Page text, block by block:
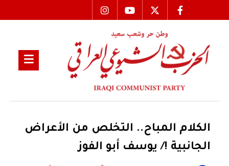
الكلام المباح.. التخلص من الأعراض
الجانبية !/ يوسف أبو الفوز